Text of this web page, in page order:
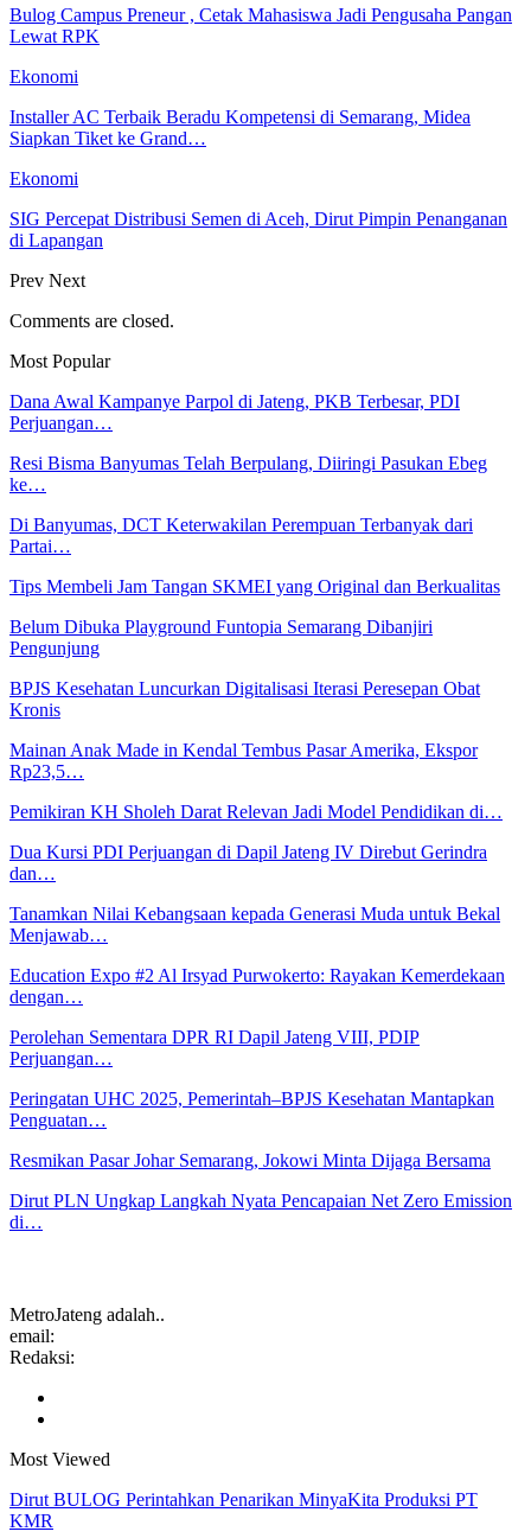
Bulog Campus Preneur , Cetak Mahasiswa Jadi Pengusaha Pangan
Lewat RPK
Ekonomi
Installer AC Terbaik Beradu Kompetensi di Semarang, Midea
Siapkan Tiket ke Grand…
Ekonomi
SIG Percepat Distribusi Semen di Aceh, Dirut Pimpin Penanganan
di Lapangan
Prev Next
Comments are closed.
Most Popular
Dana Awal Kampanye Parpol di Jateng, PKB Terbesar, PDI
Perjuangan…
Resi Bisma Banyumas Telah Berpulang, Diiringi Pasukan Ebeg
ke…
Di Banyumas, DCT Keterwakilan Perempuan Terbanyak dari
Partai…
Tips Membeli Jam Tangan SKMEI yang Original dan Berkualitas
Belum Dibuka Playground Funtopia Semarang Dibanjiri
Pengunjung
BPJS Kesehatan Luncurkan Digitalisasi Iterasi Peresepan Obat
Kronis
Mainan Anak Made in Kendal Tembus Pasar Amerika, Ekspor
Rp23,5…
Pemikiran KH Sholeh Darat Relevan Jadi Model Pendidikan di…
Dua Kursi PDI Perjuangan di Dapil Jateng IV Direbut Gerindra
dan…
Tanamkan Nilai Kebangsaan kepada Generasi Muda untuk Bekal
Menjawab…
Education Expo #2 Al Irsyad Purwokerto: Rayakan Kemerdekaan
dengan…
Perolehan Sementara DPR RI Dapil Jateng VIII, PDIP
Perjuangan…
Peringatan UHC 2025, Pemerintah–BPJS Kesehatan Mantapkan
Penguatan…
Resmikan Pasar Johar Semarang, Jokowi Minta Dijaga Bersama
Dirut PLN Ungkap Langkah Nyata Pencapaian Net Zero Emission
di…
MetroJateng adalah..
email:
Redaksi:
Most Viewed
Dirut BULOG Perintahkan Penarikan MinyaKita Produksi PT
KMR